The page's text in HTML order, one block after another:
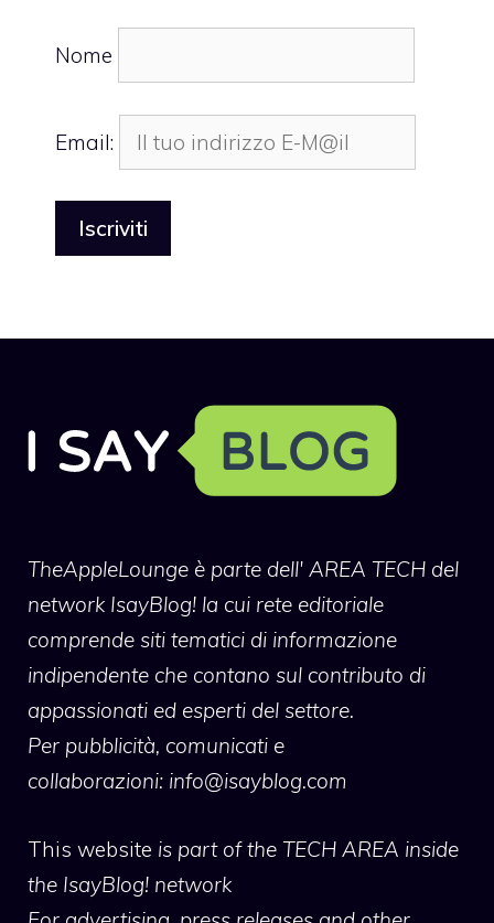
Nome
Email:
TheAppleLounge è parte dell' AREA TECH del
network IsayBlog! la cui rete editoriale
comprende siti tematici di informazione
indipendente che contano sul contributo di
appassionati ed esperti del settore.
Per pubblicità, comunicati e
collaborazioni: info@isayblog.com
This website is part of the TECH AREA inside
the IsayBlog! network